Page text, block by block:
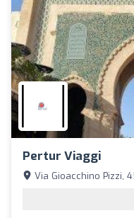
Pertur Viaggi
Via Gioacchino Pizzi,